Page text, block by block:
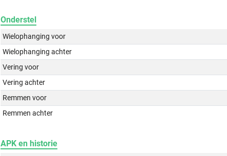
Onderstel
Wielophanging voor
Wielophanging achter
Vering voor
Vering achter
Remmen voor
Remmen achter
APK en historie